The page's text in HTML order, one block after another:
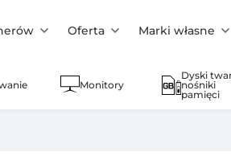
Oferta Marki własne
Monitory
Dyski
nośniki
pamięci